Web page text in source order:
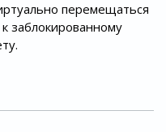
перемещаться
заблокированному